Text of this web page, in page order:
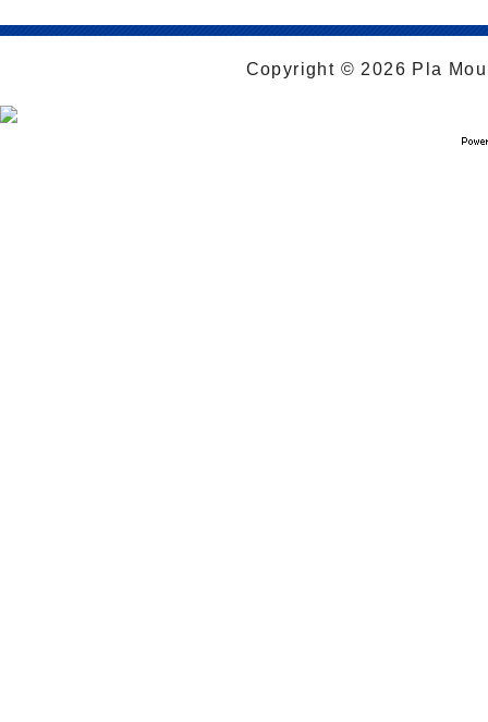
Copyright © 2026 Pla